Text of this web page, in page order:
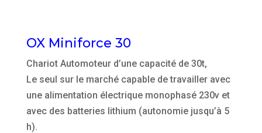
OX Miniforce 30
Chariot Automoteur d’une capacité de 30t,
Le seul sur le marché capable de travailler avec
une alimentation électrique monophasé 230v et
avec des batteries lithium (autonomie jusqu’à 5
h).